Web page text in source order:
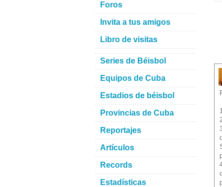
Foros
Invita a tus amigos
Libro de visitas
Series de Béisbol
Equipos de Cuba
Estadios de béisbol
Provincias de Cuba
Reportajes
Artículos
Records
Estadísticas